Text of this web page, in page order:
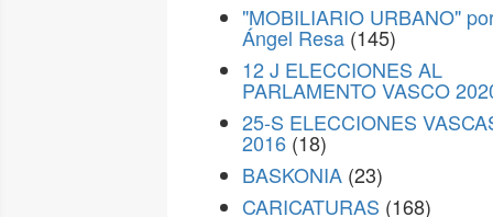
"MOBILIARIO URBANO"
Ángel Resa (145)
12 J ELECCIONES AL
PARLAMENTO VASCO
25-S ELECCIONES
2016 (18)
BASKONIA (23)
CARICATURAS (168)